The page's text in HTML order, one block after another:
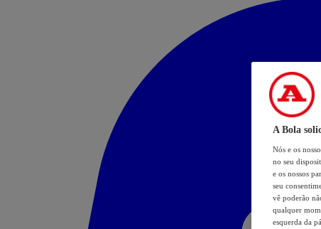
A Bola
Nós e os
no seu
e os nossos
seu
vê poderão
qualquer
esquerda da